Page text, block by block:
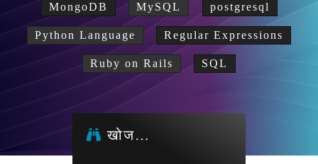
MongoDB MySQL postgresql
Python Language Regular Expressions
Ruby on Rails SQL
खोज…